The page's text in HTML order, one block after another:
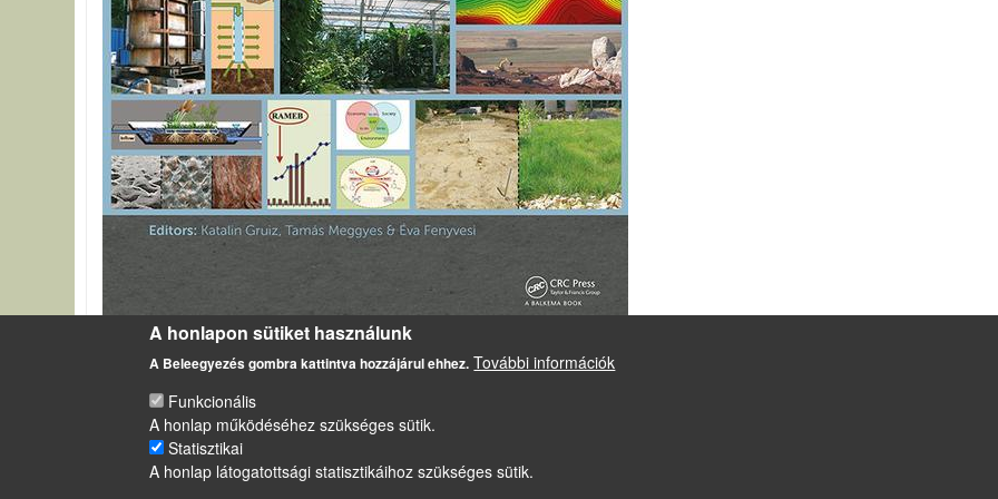
Recenzió 4. kötet
LÁBLÉC
Impresszum
Sütikezelési szabályzat
A honlapon sütiket használunk
A Beleegyezés gombra kattintva hozzájárul ehhez. További információk
Funkcionális
A honlap működéséhez szükséges sütik.
Statisztikai
A honlap látogatottsági statisztikáihoz szükséges sütik.